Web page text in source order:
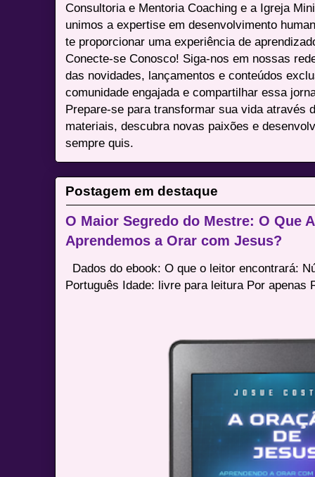
Consultoria e Mentoria Coaching e a Igreja
unimos a expertise em desenvolvimento
te proporcionar uma experiência de
Conecte-se Conosco! Siga-nos em nossas
das novidades, lançamentos e conteúdos
comunidade engajada e compartilhar essa
Prepare-se para transformar sua vida através
materiais, descubra novas paixões e
sempre quis.
Postagem em destaque
O Maior Segredo do Mestre: O Que
Aprendemos a Orar com Jesus?
Dados do ebook: O que o leitor encontrará:
Português Idade: livre para leitura Por apenas